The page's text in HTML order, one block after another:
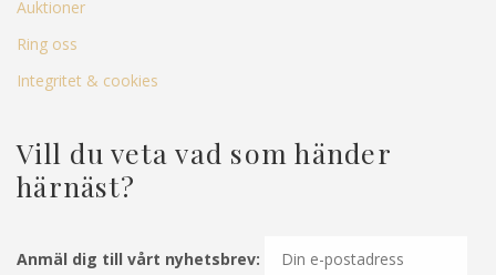
Auktioner
Ring oss
Integritet & cookies
Vill du veta vad som händer
härnäst?
Anmäl dig till vårt nyhetsbrev: